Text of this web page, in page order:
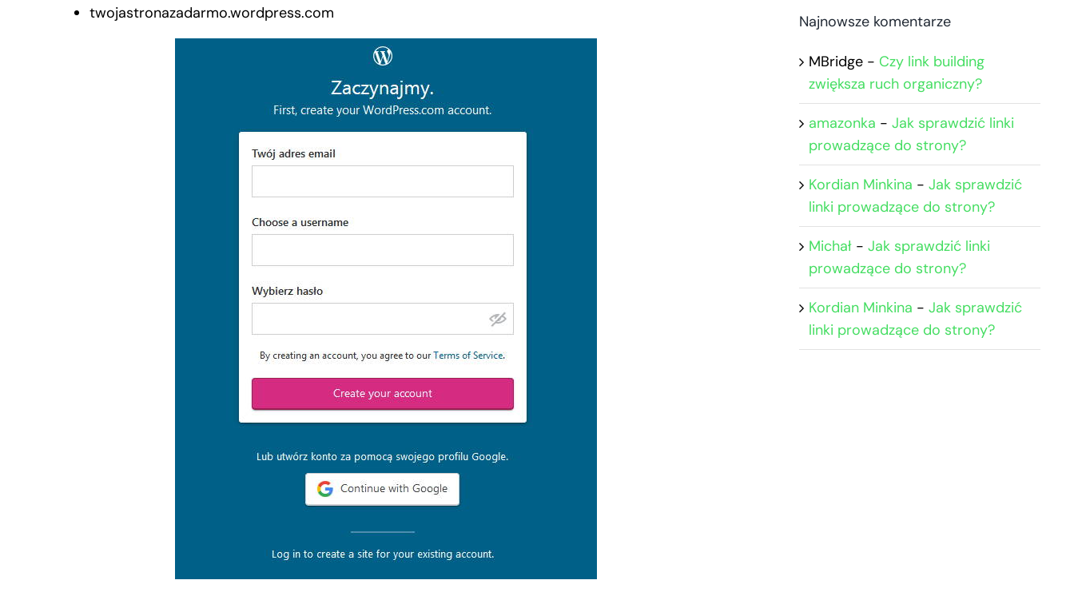
twojastronazadarmo.wordpress.com
Najnowsze komentarze
MBridge- Czy link building
zwiększa ruch organiczny?
amazonka - Jak sprawdzić linki
prowadzące do strony?
Kordian Minkina - Jak sprawdzić
linki prowadzące do strony?
Michał- Jak sprawdzić linki
prowadzące do strony?
Kordian Minkina - Jak sprawdzić
linki prowadzące do strony?